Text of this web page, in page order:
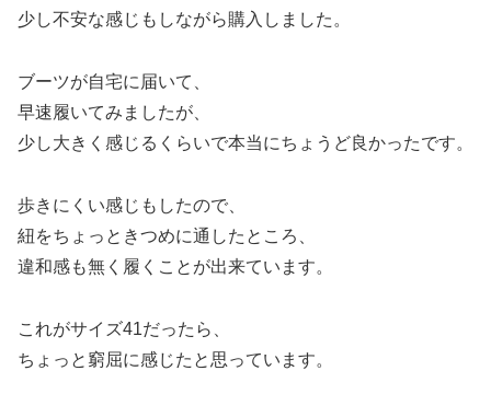
少し不安な感じもしながら購入しました。
ブーツが自宅に届いて、
早速履いてみましたが、
少し大きく感じるくらいで本当にちょうど良かったです。
歩きにくい感じもしたので、
紐をちょっときつめに通したところ、
違和感も無く履くことが出来ています。
これがサイズ41だったら、
ちょっと窮屈に感じたと思っています。